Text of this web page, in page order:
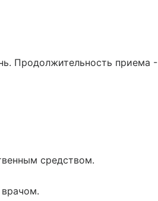
Продолжительность приема -
средством.